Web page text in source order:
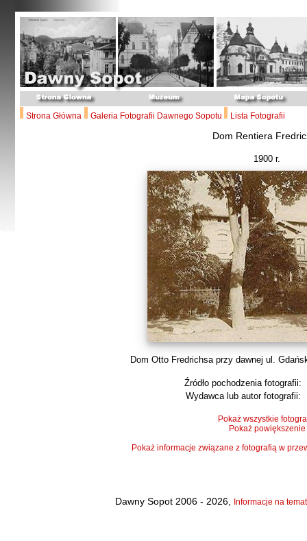
Strona Główna Galeria Fotografii Dawnego Sopotu Lista Fotografii
Dom Rentiera
1900 r.
Dom Otto Fredrichsa przy dawnej ul.
Źródło pochodzenia fotografii:
Wydawca lub autor fotografii:
Pokaż wszystkie
Pokaż powiększenie
Pokaż informacje związane z fotografią w
Dawny Sopot 2006 - 2026, Informacje na